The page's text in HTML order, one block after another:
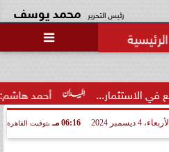

أحمد هاشم: الإعلام مُطالب
الأربعاء، 4 ديسمبر 2024 06:16 مـ بتوقيت القاهرة
وزارة الداخلية تفتح باب التقديم
لحج القرعة 2027.. اعرف الشروط